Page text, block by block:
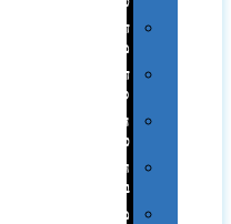
דפוס
משי
דפוס
סובלימציה
הדפס
פרוצס
חריטה
בלייזר
מהו